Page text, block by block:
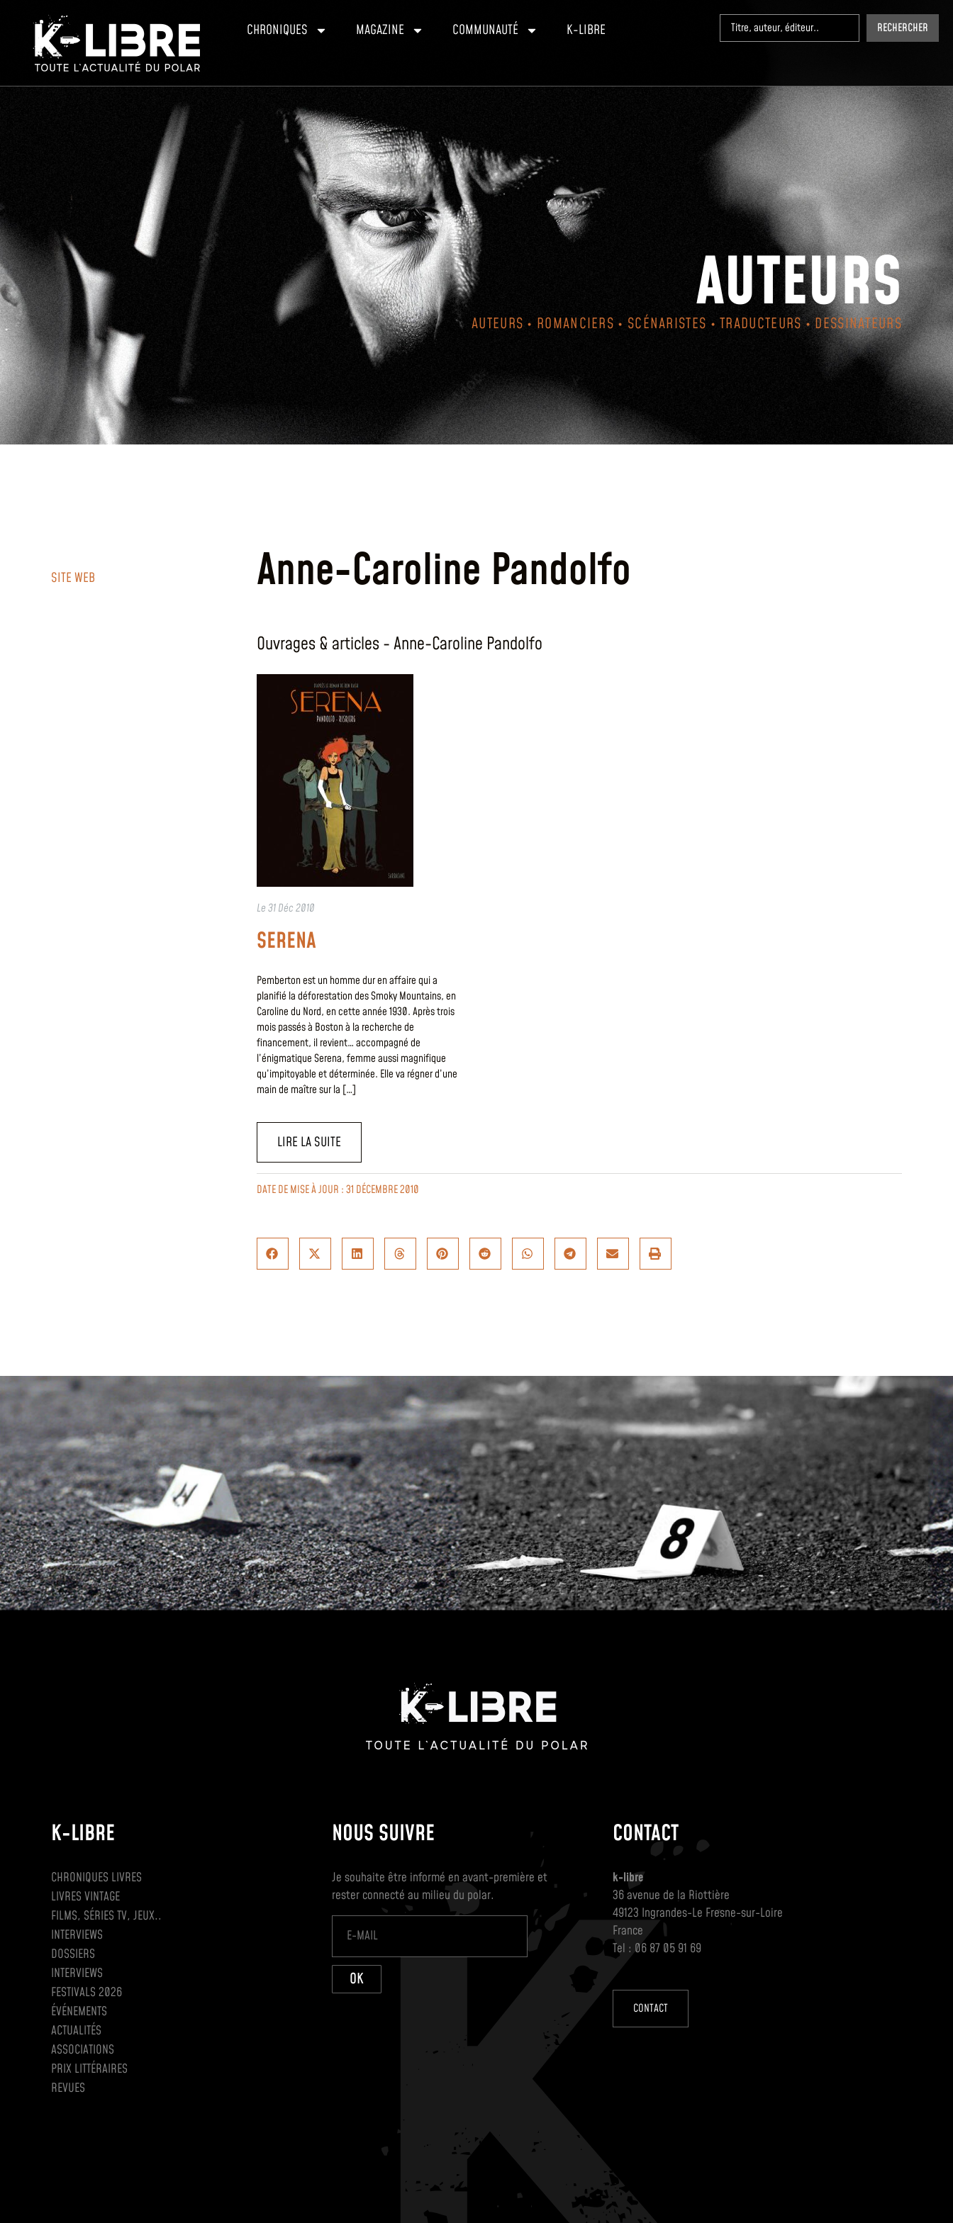
CHRONIQUES MAGAZINE COMMUNAUTÉ K-LIBRE RECHERCHER
AUTEURS
AUTEURS • ROMANCIERS • SCÉNARISTES • TRADUCTEURS • DESSINATEURS
SITE WEB Anne-Caroline Pandolfo
Ouvrages & articles - Anne-Caroline Pandolfo
Le31 Déc 2010
SERENA
Pemberton est un homme dur en affaire qui a
planifié la déforestation des Smoky Mountains, en
Caroline du Nord, en cette année 1930. Après trois
mois passés à Boston à la recherche de
financement, il revient… accompagné de
l’énigmatique Serena, femme aussi magnifique
qu’impitoyable et déterminée. Elle va régner d’une
main de maître sur la […]
LIRE LA SUITE
DATE DE MISE À JOUR : 31 DÉCEMBRE 2010
K-LIBRE
CHRONIQUES LIVRES
LIVRES VINTAGE
FILMS, SÉRIES TV, JEUX..
INTERVIEWS
DOSSIERS
INTERVIEWS
FESTIVALS 2026
ÉVÉNEMENTS
ACTUALITÉS
ASSOCIATIONS
PRIX LITTÉRAIRES
REVUES
NOUS SUIVRE
Je souhaite être informé en avant-première et
rester connecté au milieu du polar.
OK
CONTACT
k-libre
36 avenue de la Riottière
49123 Ingrandes-Le Fresne-sur-Loire
France
Tel : 06 87 05 91 69
CONTACT